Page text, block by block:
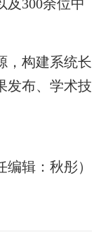
及300余位中
，构建系统长
发布、学术技
编辑：秋彤）